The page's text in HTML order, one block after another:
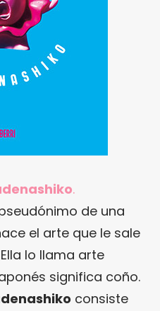
.
de una
el arte que le sale
lo llama arte
significa coño.
consiste